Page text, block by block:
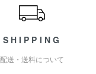
SHIPPING
配送・送料について